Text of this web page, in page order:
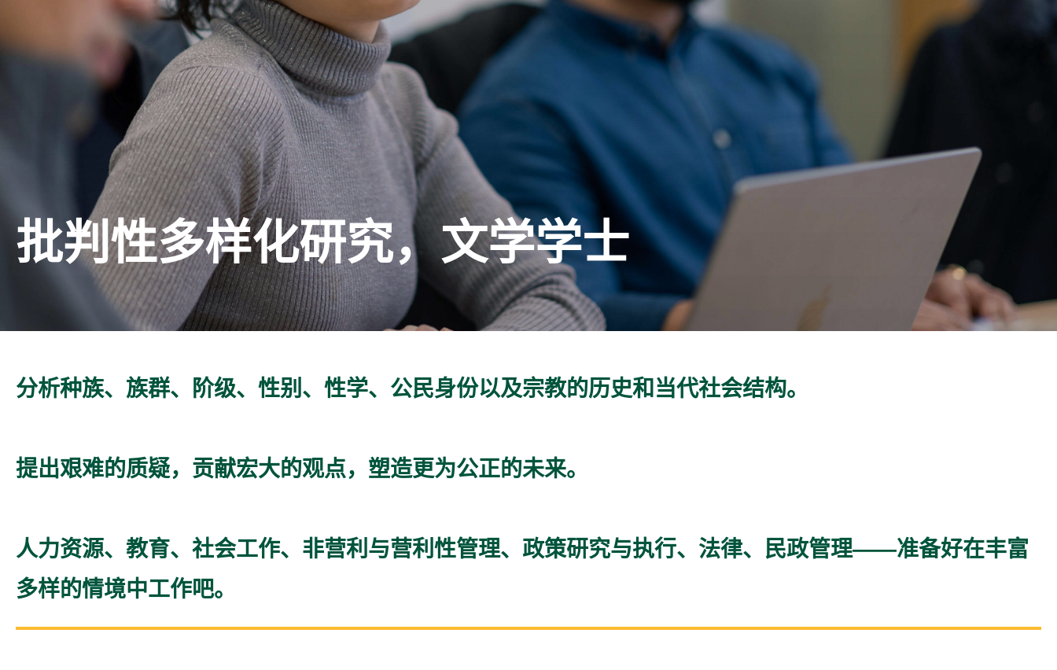
批判性多样化研究，文学学士
分析种族、族群、阶级、性别、性学、公民身份以及宗教的历史和当代社会结构。
提出艰难的质疑，贡献宏大的观点，塑造更为公正的未来。
人力资源、教育、社会工作、非营利与营利性管理、政策研究与执行、法律、民政管理——准备好在丰富
多样的情境中工作吧。